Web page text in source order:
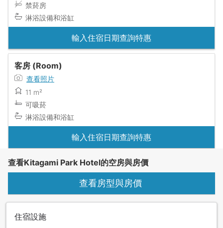
禁菸房
淋浴設備和浴缸
輸入住宿日期查詢特惠
客房 (Room)
查看照片
11 m²
可吸菸
淋浴設備和浴缸
輸入住宿日期查詢特惠
查看Kitagami Park Hotel的空房與房價
查看房型與房價
住宿設施